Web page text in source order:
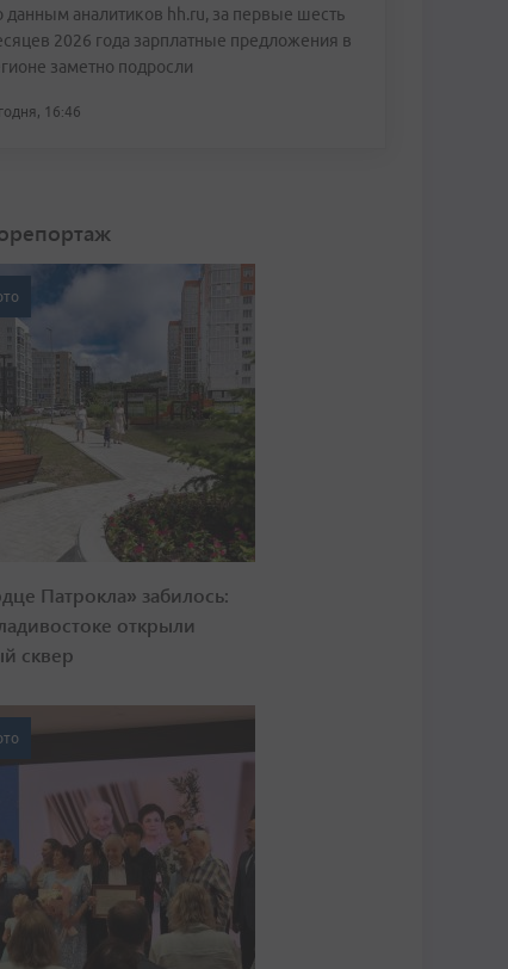
данным аналитиков hh.ru, за первые шесть
2026 года зарплатные предложения в
заметно подросли
16:46
Патрокла» забилось:
открыли
сквер